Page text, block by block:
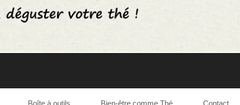
Boîte à outils Bien-être comme Thé Contact